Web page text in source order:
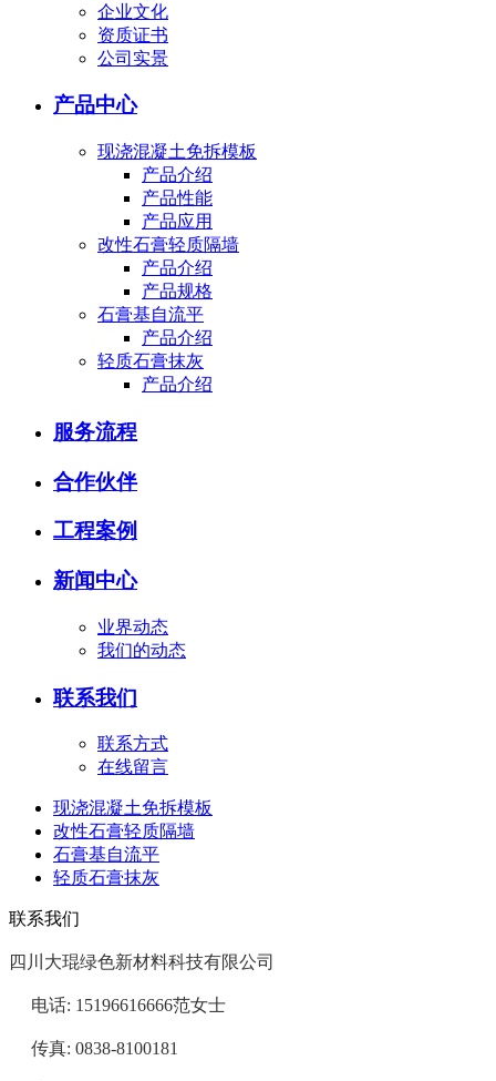
企业文化
资质证书
公司实景
产品中心
现浇混凝土免拆模板
产品介绍
产品性能
产品应用
改性石膏轻质隔墙
产品介绍
产品规格
石膏基自流平
产品介绍
轻质石膏抹灰
产品介绍
服务流程
合作伙伴
工程案例
新闻中心
业界动态
我们的动态
联系我们
联系方式
在线留言
现浇混凝土免拆模板
改性石膏轻质隔墙
石膏基自流平
轻质石膏抹灰
联系我们
四川大琨绿色新材料科技有限公司
     电话:
15196616666范女士
     传真:
0838-